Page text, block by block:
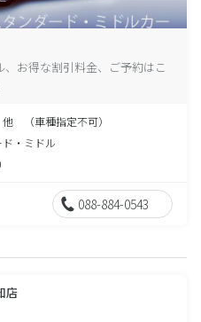
お得な割引料金、ご予約はこ
（車種指定不可）
・ミドル
088-884-0543
店